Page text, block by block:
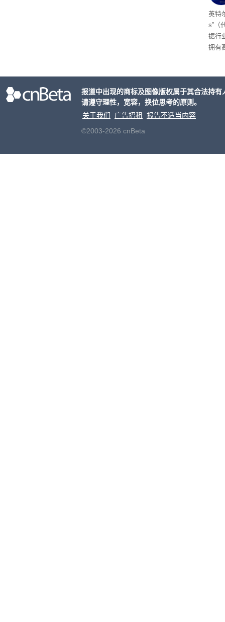
事车
256
英特
s”（
据行
拥有
报道中出现的商标及图像版权属于其合法持
请遵守理性，宽容，换位思考的原则。
关于我们
广告招租
报告不适当内容
©2003-2026 cnBeta